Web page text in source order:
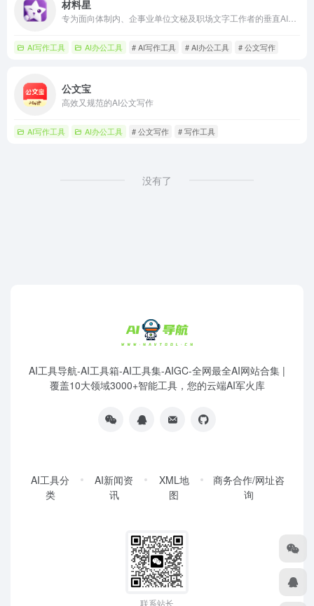
材料星
AI写作工具 AI办公工具 # AI写作工具 # AI办公工具 # 公文写作
公文宝
高效又规范的AI公文写作
AI写作工具 AI办公工具 # 公文写作 # 写作工具
没有了
AI工具导航-AI工具箱-AI工具集-AIGC-全网最全AI网站合集 |
覆盖10大领域3000+智能工具，您的云端AI军火库
AI工具分
类
AI新闻资
讯
XML地
图
商务合作/网址咨
询
联系站长